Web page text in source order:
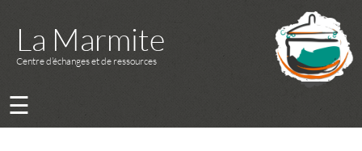
La Marmite
Centre d’échanges et de ressources
☰